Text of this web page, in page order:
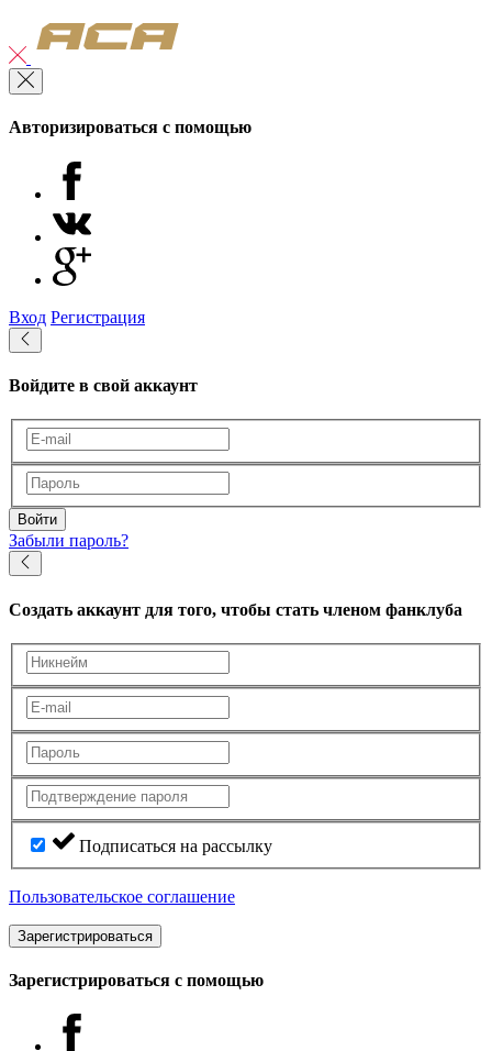
Авторизироваться с помощью
Вход Регистрация
Войдите в свой аккаунт
Войти
Забыли пароль?
Создать аккаунт для того, чтобы стать членом фанклуба
Подписаться на рассылку
Пользовательское соглашение
Зарегистрироваться
Зарегистрироваться с помощью